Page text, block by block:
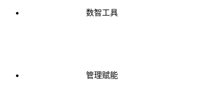
数智工具
管理赋能